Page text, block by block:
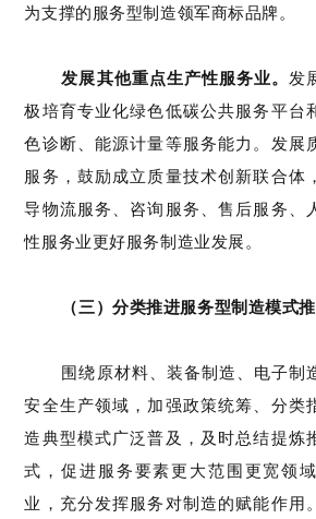
为支撑的服务型制造领军商标品牌。
发展其他重点生产性服务业。发
极培育专业化绿色低碳公共服务平台
色诊断、能源计量等服务能力 。发展
服务，鼓励成立质量技术创新联合体
导物流服务、咨询服务、售后服务、
性服务业更好服务制造业发展。
（三）分类推进服务型制造模式
围绕原材料、装备制造、电子制
安全生产领域，加强政策统筹、分类
造典型模式广泛普及，及时总结提炼
式，促进服务要素更大范围更宽领
业， 充分发挥服务对制造的赋能作用。